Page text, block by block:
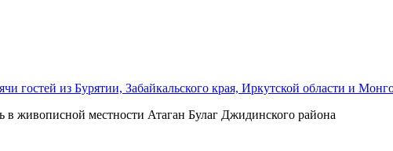
гостей из Бурятии, Забайкальского края, Иркутской области и
в живописной местности Атаган Булаг Джидинского района